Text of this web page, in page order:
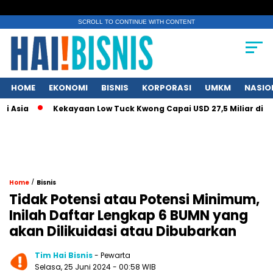
SCROLL TO CONTINUE WITH CONTENT
HOME EKONOMI BISNIS KORPORASI UMKM
Kekayaan Low Tuck Kwong Capai USD 27,5 Miliar di
Home / Bisnis
Tidak Potensi atau Potensi Minimum,
Inilah Daftar Lengkap 6 BUMN yang
akan Dilikuidasi atau Dibubarkan
Tim Hai Bisnis- Pewarta
Selasa, 25 Juni 2024- 00:58 WIB